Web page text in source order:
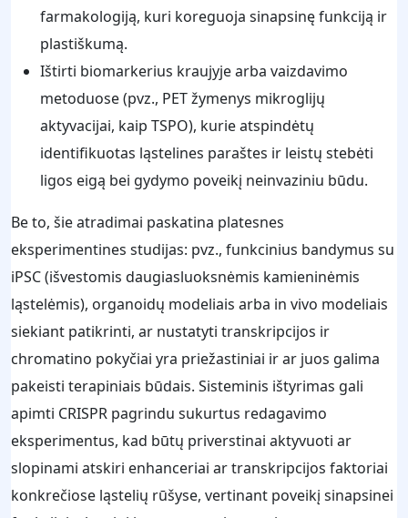
farmakologiją, kuri koreguoja sinapsinę funkciją ir
plastiškumą.
Ištirti biomarkerius kraujyje arba vaizdavimo
metoduose (pvz., PET žymenys mikroglijų
aktyvacijai, kaip TSPO), kurie atspindėtų
identifikuotas ląstelines paraštes ir leistų stebėti
ligos eigą bei gydymo poveikį neinvaziniu būdu.
Be to, šie atradimai paskatina platesnes
eksperimentines studijas: pvz., funkcinius bandymus su
iPSC (išvestomis daugiasluoksnėmis kamieninėmis
ląstelėmis), organoidų modeliais arba in vivo modeliais
siekiant patikrinti, ar nustatyti transkripcijos ir
chromatino pokyčiai yra priežastiniai ir ar juos galima
pakeisti terapiniais būdais. Sisteminis ištyrimas gali
apimti CRISPR pagrindu sukurtus redagavimo
eksperimentus, kad būtų priverstinai aktyvuoti ar
slopinami atskiri enhanceriai ar transkripcijos faktoriai
konkrečiose ląstelių rūšyse, vertinant poveikį sinapsinei